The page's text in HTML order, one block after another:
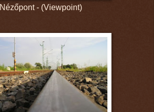
Nézőpont - (Viewpoint)